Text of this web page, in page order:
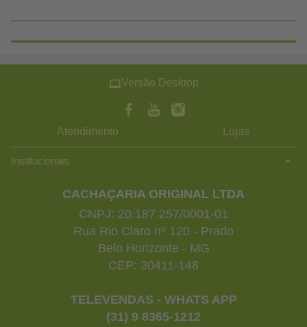
Versão Desktop
Atendimento Lojas
Institucionais
CACHAÇARIA ORIGINAL LTDA
CNPJ: 20.187.257/0001-01
Rua Rio Claro nº 120 - Prado
Belo Horizonte - MG
CEP: 30411-148
TELEVENDAS - WHATS APP
(31) 9 8365-1212